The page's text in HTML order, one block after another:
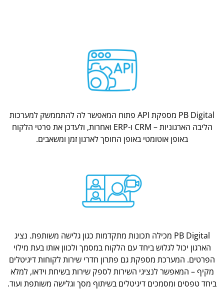
PB Digital מספקת API פתוח המאפשר לה להתממשק למערכות
הליבה הארגוניות – CRM ו-ERP ואחרות, ולעדכן את פרטי הלקוח
באופן אוטומטי באופן החוסך לארגון זמן ומשאבים.
PB Digital מכילה תכונות מתקדמות כגון גלישה משותפת. נציג
הארגון יכול לגלוש ביחד עם הלקוח במסמך ולכוון אותו בעת מילוי
הפרטים. המערכת מספקת גם פתרון חדרי שירות לקוחות דיגיטלים
מקיף – המאפשר לנציגי השירות לספק שירות בשיחת וידאו, למלא
ביחד טפסים ומסמכים דיגיטלים בשיתוף מסך וגלישה משותפת ועוד.